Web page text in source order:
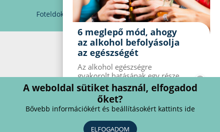
Foteldoki info@foteldoki.hu Süti beállítások
6 meglepő mód, ahogy
az alkohol befolyásolja
az egészségét
Az alkohol egészségre
gyakorolt ​​hatásának egy része
jól ismert, mások azonban
meglepők lehetnek. Van hat
kevésbé ismert hatás, amelyet
az alkohol gyakorol a
szervezetre.
A weboldal sütiket használ, elfogadod
őket?
Bővebb információkért és beállításokért kattints ide
ELFOGADOM